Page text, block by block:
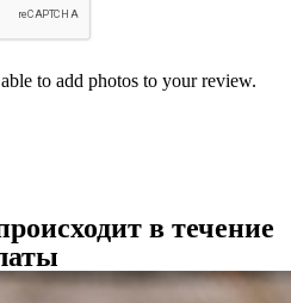
to add photos to your review.
в течение